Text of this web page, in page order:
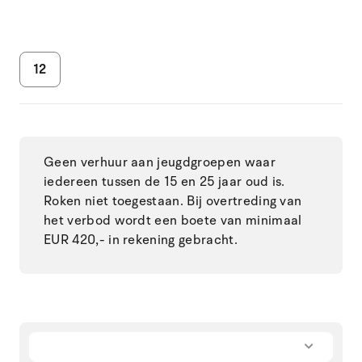
12
Geen verhuur aan jeugdgroepen waar
iedereen tussen de 15 en 25 jaar oud is.
Roken niet toegestaan. Bij overtreding van
het verbod wordt een boete van minimaal
EUR 420,- in rekening gebracht.